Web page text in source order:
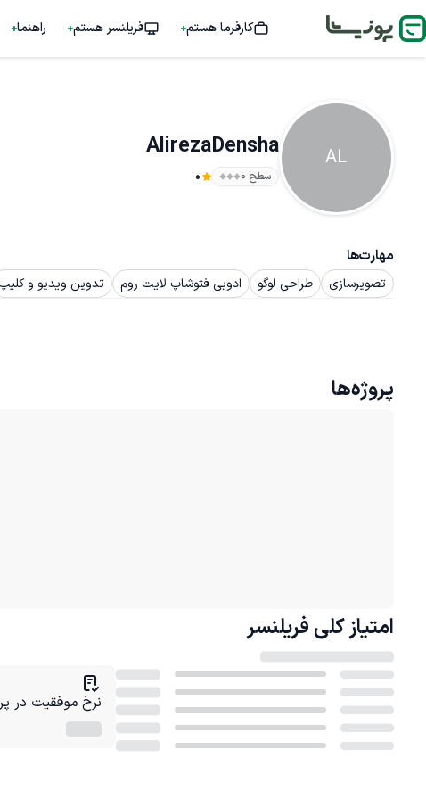
کارفرما هستم فریلنسر هستم راهنما
AL
AlirezaDensha
سطح ۰ 0
مهارت‌ها
تصویرسازی طراحی لوگو ادوبی فتوشاپ لایت روم تدوین ویدیو و
پروژه‌ها
امتیاز کلی فریلنسر
نرخ موفقیت در